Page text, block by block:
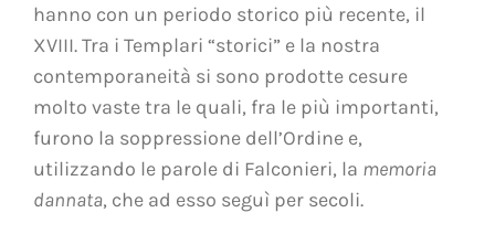
hanno con un periodo storico più recente, il
XVIII. Tra i Templari “storici” e la nostra
contemporaneità si sono prodotte cesure
molto vaste tra le quali, fra le più importanti,
furono la soppressione dell’Ordine e,
utilizzando le parole di Falconieri, la memoria
dannata, che ad esso seguì per secoli.